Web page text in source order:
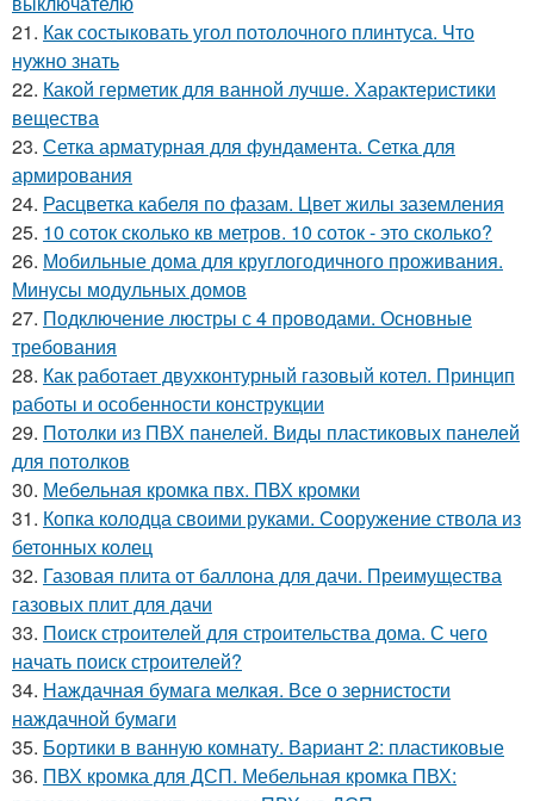
21. Как состыковать угол потолочного плинтуса. Что
нужно знать
22. Какой герметик для ванной лучше. Характеристики
вещества
23. Сетка арматурная для фундамента. Сетка для
армирования
24. Расцветка кабеля по фазам. Цвет жилы заземления
25. 10 соток сколько кв метров. 10 соток - это сколько?
26. Мобильные дома для круглогодичного проживания.
Минусы модульных домов
27. Подключение люстры с 4 проводами. Основные
требования
28. Как работает двухконтурный газовый котел. Принцип
работы и особенности конструкции
29. Потолки из ПВХ панелей. Виды пластиковых панелей
для потолков
30. Мебельная кромка пвх. ПВХ кромки
31. Копка колодца своими руками. Сооружение ствола из
бетонных колец
32. Газовая плита от баллона для дачи. Преимущества
газовых плит для дачи
33. Поиск строителей для строительства дома. С чего
начать поиск строителей?
34. Наждачная бумага мелкая. Все о зернистости
наждачной бумаги
35. Бортики в ванную комнату. Вариант 2: пластиковые
36. ПВХ кромка для ДСП. Мебельная кромка ПВХ: